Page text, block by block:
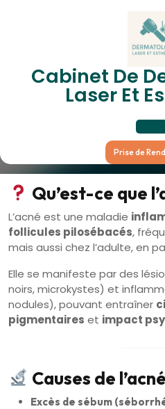
Cabinet De
Laser Et
Prise de
Acné :
Qu’est-ce que
L’acné est une maladie
follicules pilosébacés,
mais aussi chez l’adulte, en
Elle se manifeste par des
noirs, microkystes) et
nodules), pouvant entraîner
pigmentaires et impact
Causes de l’acné
Excès de sébum